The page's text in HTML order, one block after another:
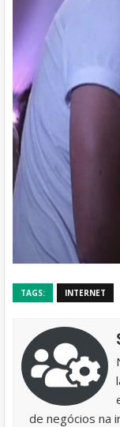
TAGS: INTERNET
de negócios na